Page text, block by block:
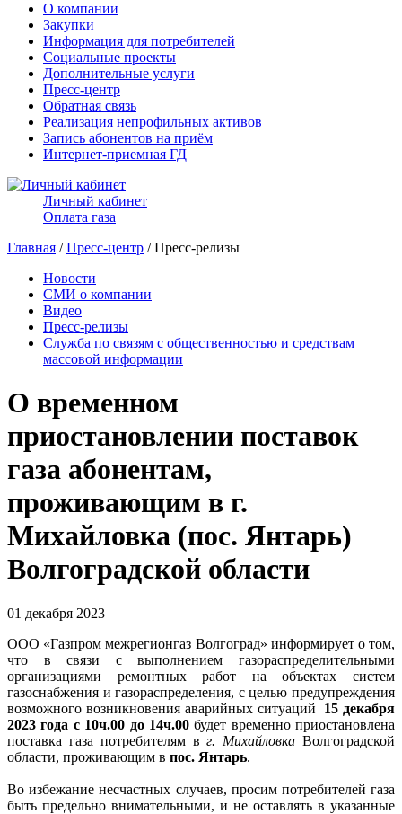
О компании
Закупки
Информация для потребителей
Социальные проекты
Дополнительные услуги
Пресс-центр
Обратная связь
Реализация непрофильных активов
Запись абонентов на приём
Интернет-приемная ГД
Личный кабинет
Оплата газа
Главная /Пресс-центр / Пресс-релизы
Новости
СМИ о компании
Видео
Пресс-релизы
Служба по связям с общественностью и средствам
массовой информации
О временном
приостановлении поставок
газа абонентам,
проживающим в г.
Михайловка (пос. Янтарь)
Волгоградской области
01 декабря 2023
ООО «Газпром межрегионгаз Волгоград» информирует о том,
что в связи с выполнением газораспределительными
организациями ремонтных работ на объектах систем
газоснабжения и газораспределения, с целью предупреждения
возможного возникновения аварийных ситуаций 15 декабря
2023 года с 10ч.00 до 14ч.00будет временно приостановлена
поставка газа потребителям вг. Михайловка Волгоградской
области, проживающим в пос. Янтарь.
Во избежание несчастных случаев, просим потребителей газа
быть предельно внимательными, и не оставлять в указанные